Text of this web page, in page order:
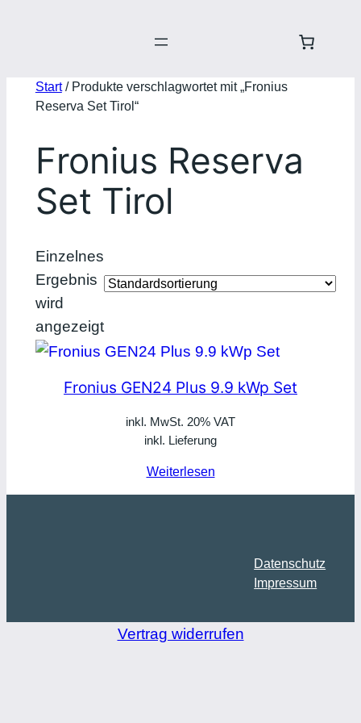
Start/ Produkte verschlagwortet mit „Fronius
Reserva Set Tirol“
Fronius Reserva
Set Tirol
Einzelnes
Ergebnis
wird
angezeigt
Fronius GEN24 Plus 9.9 kWp Set
inkl. MwSt. 20% VAT
inkl. Lieferung
Weiterlesen
Datenschutz
Impressum
Vertrag widerrufen